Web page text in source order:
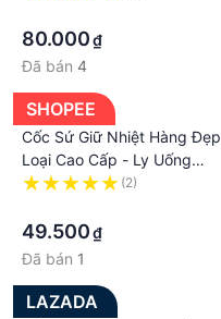
80.000₫
Đã bán 4
SHOPEE
Cốc Sứ Giữ Nhiệt Hàng Đẹp
Loại Cao Cấp - Ly Uống
Nước Bằng Gốm Có Nắp Soi
(2)
49.500₫
Đã bán 1
LAZADA